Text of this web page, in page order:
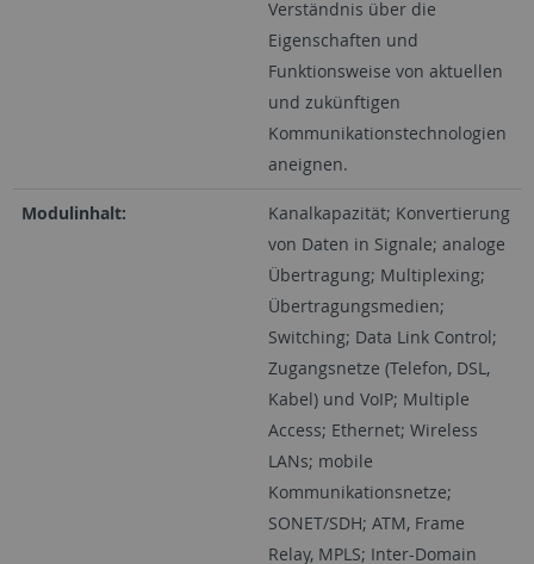
Verständnis über die
Eigenschaften und
Funktionsweise von aktuellen
und zukünftigen
Kommunikationstechnologien
aneignen.
Modulinhalt:
Kanalkapazität; Konvertierung
von Daten in Signale; analoge
Übertragung; Multiplexing;
Übertragungsmedien;
Switching; Data Link Control;
Zugangsnetze (Telefon, DSL,
Kabel) und VoIP; Multiple
Access; Ethernet; Wireless
LANs; mobile
Kommunikationsnetze;
SONET/SDH; ATM, Frame
Relay, MPLS; Inter-Domain